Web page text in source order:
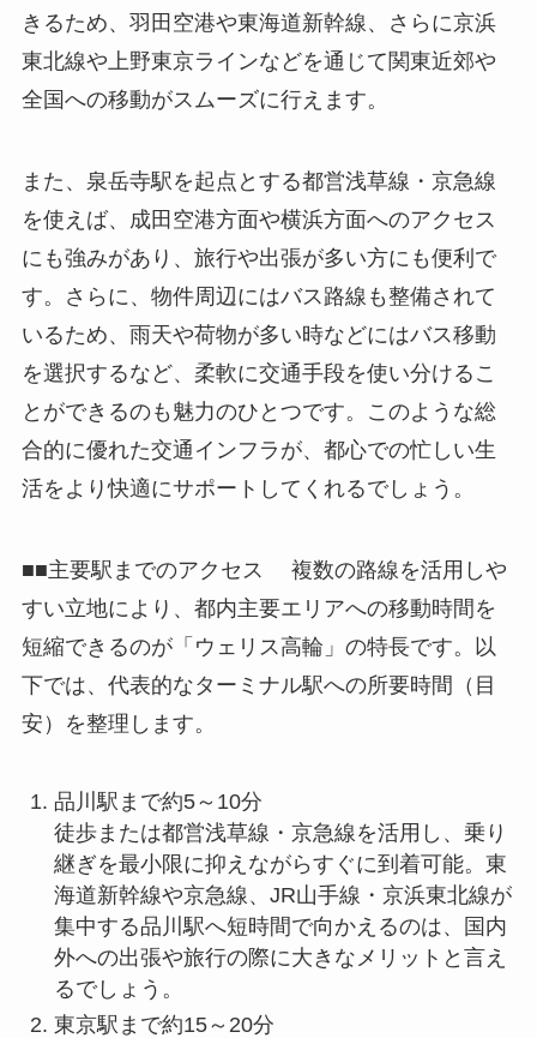
きるため、羽田空港や東海道新幹線、さらに京浜
東北線や上野東京ラインなどを通じて関東近郊や
全国への移動がスムーズに行えます。
また、泉岳寺駅を起点とする都営浅草線・京急線
を使えば、成田空港方面や横浜方面へのアクセス
にも強みがあり、旅行や出張が多い方にも便利で
す。さらに、物件周辺にはバス路線も整備されて
いるため、雨天や荷物が多い時などにはバス移動
を選択するなど、柔軟に交通手段を使い分けるこ
とができるのも魅力のひとつです。このような総
合的に優れた交通インフラが、都心での忙しい生
活をより快適にサポートしてくれるでしょう。
■■主要駅までのアクセス 複数の路線を活用しや
すい立地により、都内主要エリアへの移動時間を
短縮できるのが「ウェリス高輪」の特長です。以
下では、代表的なターミナル駅への所要時間（目
安）を整理します。
品川駅まで約5～10分
徒歩または都営浅草線・京急線を活用し、乗り
継ぎを最小限に抑えながらすぐに到着可能。東
海道新幹線や京急線、JR山手線・京浜東北線が
集中する品川駅へ短時間で向かえるのは、国内
外への出張や旅行の際に大きなメリットと言え
るでしょう。
東京駅まで約15～20分